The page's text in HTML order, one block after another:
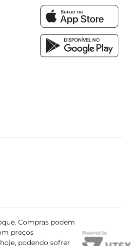
Compras podem
preços
podendo sofrer